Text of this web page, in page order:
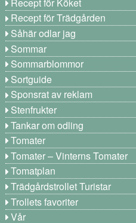
Recept för Trädgården
Såhär odlar jag
Sommar
Sommarblommor
Sortguide
Sponsrat av reklam
Stenfrukter
Tankar om odling
Tomater
Tomater – Vinterns Tomater
Tomatplan
Trädgårdstrollet Turistar
Trollets favoriter
Vår